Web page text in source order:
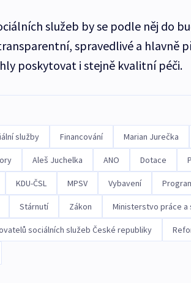
služeb by se podle něj do
spravedlivé a hlavně
poskytovat i stejně kvalitní péči.
služby Financování Marian Jurečka
Aleš Juchelka ANO Dotace
KDU-ČSL MPSV Vybavení
Stárnutí Zákon Ministerstvo práce a
sociálních služeb České republiky